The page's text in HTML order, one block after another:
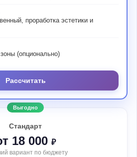
Выгодно
Стандарт
18 000 ₽
вариант по бюджету
проработка эстетики и
(опционально)
Рассчитать